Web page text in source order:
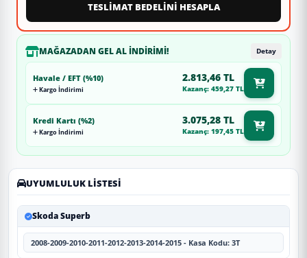
TESLİMAT BEDELİNİ HESAPLA
MAĞAZADAN GEL AL İNDIRIMI! Detay
Havale / EFT (%10)
Kargo İndirimi
2.813,46 TL
Kazanç: 459,27 TL
Kredi Kartı (%2)
Kargo İndirimi
3.075,28 TL
Kazanç: 197,45 TL
UYUMLULUK LISTESI
Skoda Superb
2008-2009-2010-2011-2012-2013-2014-2015 - Kasa Kodu: 3T